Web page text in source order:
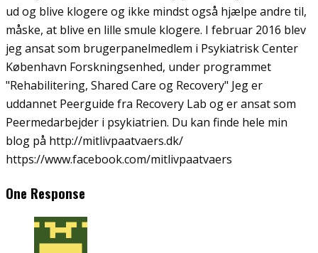
ud og blive klogere og ikke mindst også hjælpe andre til,
måske, at blive en lille smule klogere. I februar 2016 blev
jeg ansat som brugerpanelmedlem i Psykiatrisk Center
København Forskningsenhed, under programmet
"Rehabilitering, Shared Care og Recovery" Jeg er
uddannet Peerguide fra Recovery Lab og er ansat som
Peermedarbejder i psykiatrien. Du kan finde hele min
blog på http://mitlivpaatvaers.dk/
https://www.facebook.com/mitlivpaatvaers
One Response